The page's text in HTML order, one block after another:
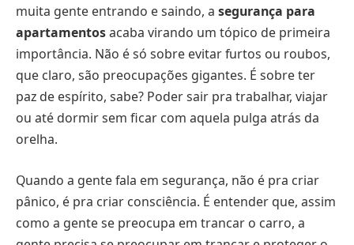
muita gente entrando e saindo, a segurança para
apartamentosacaba virando um tópico de primeira
importância. Não é só sobre evitar furtos ou roubos,
que claro, são preocupações gigantes. É sobre ter
paz de espírito, sabe? Poder sair pra trabalhar, viajar
ou até dormir sem ficar com aquela pulga atrás da
orelha.
Quando a gente fala em segurança, não é pra criar
pânico, é pra criar consciência. É entender que, assim
como a gente se preocupa em trancar o carro, a